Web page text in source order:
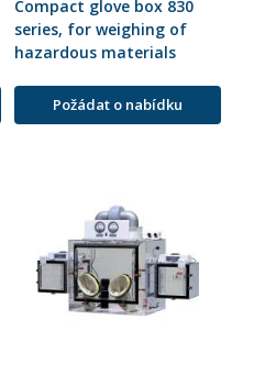
Compact glove box 830
series, for weighing of
hazardous materials
Požádat o nabídku